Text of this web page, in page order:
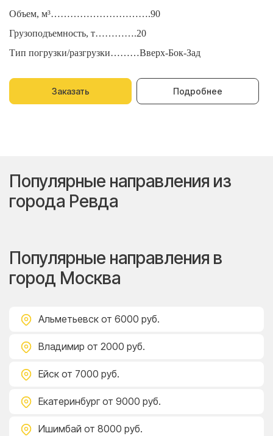
Объем, м³………………………….90
Грузоподъемность, т………….20
Тип погрузки/разгрузки………Вверх-Бок-Зад
Заказать Подробнее
Популярные направления из
города Ревда
Популярные направления в
город Москва
Альметьевск от 6000 руб.
Владимир от 2000 руб.
Ейск от 7000 руб.
Екатеринбург от 9000 руб.
Ишимбай от 8000 руб.